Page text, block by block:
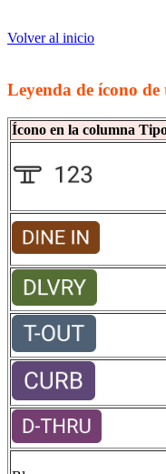
Volver al inicio
Leyenda de ícono de
Ícono en la columna